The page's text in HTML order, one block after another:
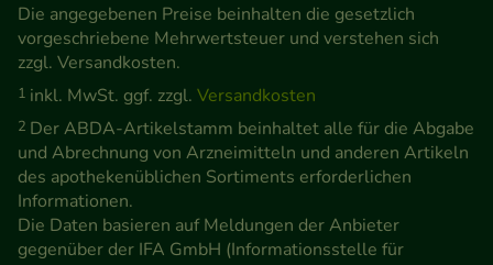
Die angegebenen Preise beinhalten die gesetzlich
vorgeschriebene Mehrwertsteuer und verstehen sich
zzgl. Versandkosten.
1 inkl. MwSt. ggf. zzgl. Versandkosten
2 Der ABDA-Artikelstamm beinhaltet alle für die Abgabe
und Abrechnung von Arzneimitteln und anderen Artikeln
des apothekenüblichen Sortiments erforderlichen
Informationen.
Die Daten basieren auf Meldungen der Anbieter
gegenüber der IFA GmbH (Informationsstelle für